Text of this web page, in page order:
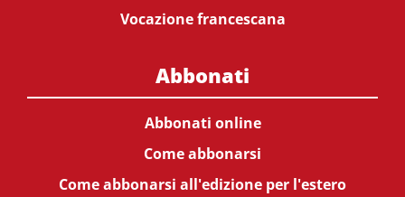
Vocazione francescana
Abbonati
Abbonati online
Come abbonarsi
Come abbonarsi all'edizione per l'estero